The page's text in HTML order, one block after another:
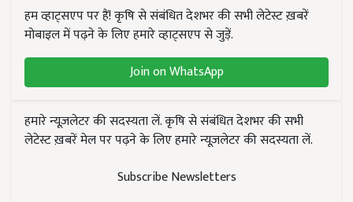
हम व्हाट्सएप पर हैं! कृषि से संबंधित देशभर की सभी लेटेस्ट ख़बरें
मोबाइल में पढ़ने के लिए हमारे व्हाट्सएप से जुड़ें.
Join on WhatsApp
हमारे न्यूज़लेटर की सदस्यता लें. कृषि से संबंधित देशभर की सभी
लेटेस्ट ख़बरें मेल पर पढ़ने के लिए हमारे न्यूज़लेटर की सदस्यता लें.
Subscribe Newsletters